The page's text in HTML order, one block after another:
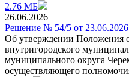
2.76 МБ
26.06.2026
Решение № 54/5 от 23.06.2026
Об утверждении Положения
внутригородского
муниципального округа
осуществляющего